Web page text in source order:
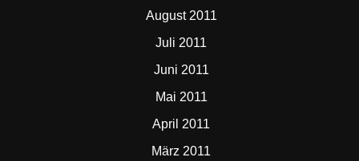
August 2011
Juli 2011
Juni 2011
Mai 2011
April 2011
März 2011